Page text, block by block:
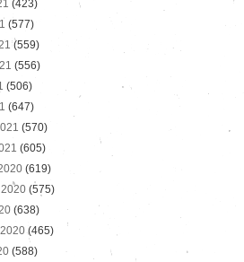
(423)
(577)
(559)
(556)
(506)
(647)
(570)
(605)
(619)
(575)
(638)
(465)
(588)